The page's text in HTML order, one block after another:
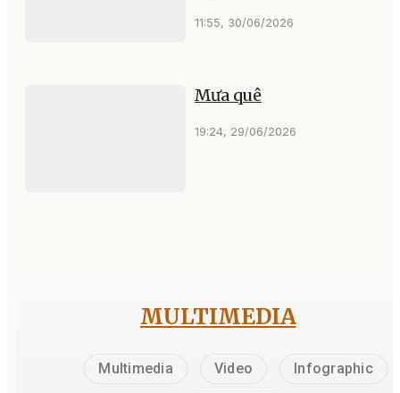
11:55, 30/06/2026
Mưa quê
19:24, 29/06/2026
MULTIMEDIA
Multimedia Video Infographic